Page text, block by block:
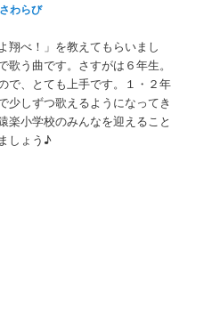
さわらび
翔べ！」を教えてもらいまし
う曲です。さすがは６年生。
で、とても上手です。１・２年
少しずつ歌えるようになってき
楽小学校のみんなを迎えること
しょう♪